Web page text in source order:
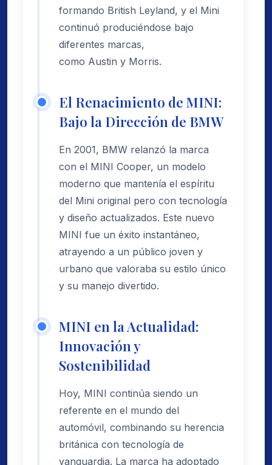
formando British Leyland, y el Mini
continuó produciéndose bajo
diferentes marcas,
como Austin y Morris.
El Renacimiento de MINI:
Bajo la Dirección de BMW
En 2001, BMW relanzó la marca
con el MINI Cooper, un modelo
moderno que mantenía el espíritu
del Mini original pero con tecnología
y diseño actualizados. Este nuevo
MINI fue un éxito instantáneo,
atrayendo a un público joven y
urbano que valoraba su estilo único
y su manejo divertido.
MINI en la Actualidad:
Innovación y
Sostenibilidad
Hoy, MINI continúa siendo un
referente en el mundo del
automóvil, combinando su herencia
británica con tecnología de
vanguardia. La marca ha adoptado